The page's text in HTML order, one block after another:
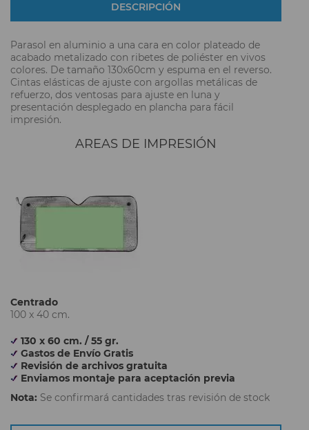
DESCRIPCIÓN
Parasol en aluminio a una cara en color plateado de
acabado metalizado con ribetes de poliéster en vivos
colores. De tamaño 130x60cm y espuma en el reverso.
Cintas elásticas de ajuste con argollas metálicas de
refuerzo, dos ventosas para ajuste en luna y
presentación desplegado en plancha para fácil
impresión.
AREAS DE IMPRESIÓN
Centrado
100 x 40 cm.
130 x 60 cm. / 55 gr.
Gastos de Envío Gratis
Revisión de archivos gratuita
Enviamos montaje para aceptación previa
Nota: Se confirmará cantidades tras revisión de stock